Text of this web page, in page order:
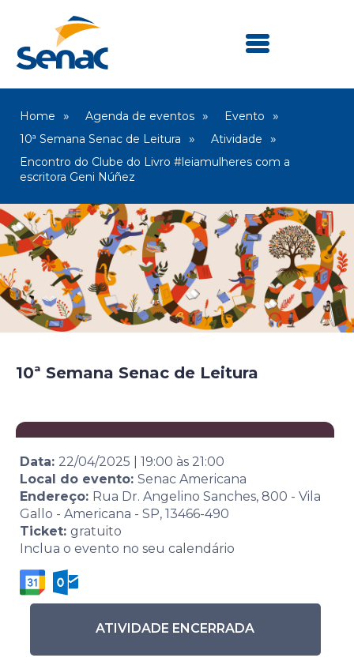
Home Agenda de eventos
Evento
10ª Semana Senac de Leitura
Atividade
Encontro do Clube do Livro #leiamulheres com a
escritora Geni Núñez
10ª Semana Senac de Leitura
Data: 22/04/2025 19:00 às 21:00
Local do evento: Senac Americana
Endereço: Rua Dr. Angelino Sanches, 800 - Vila
Gallo - Americana - SP, 13466-490
Ticket: gratuito
Inclua o evento no seu calendário
ATIVIDADE ENCERRADA